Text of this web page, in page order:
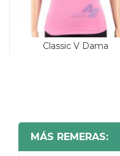
Classic V Dama
MÁS REMERAS: